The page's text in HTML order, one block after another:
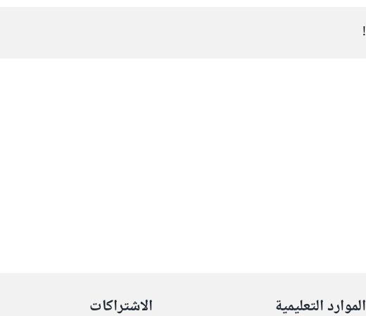
الموارد التعليمية الاشتراكات